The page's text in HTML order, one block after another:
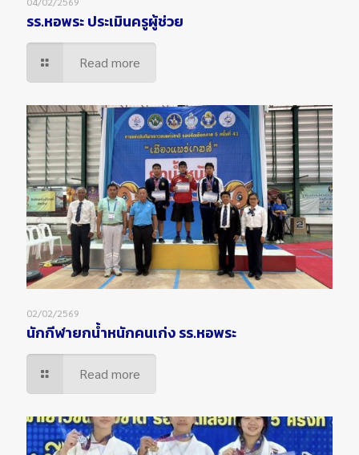
รร.หอพระ ประเมินครูผู้ช่วย
Read more
02/02/2569
นักกีฬายกน้ำหนักคนเก่ง รร.หอพระ
Read more